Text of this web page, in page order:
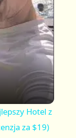
Hotel z
za $19)